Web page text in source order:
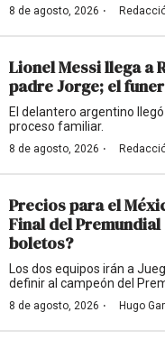
8 de agosto, 2026 ·
Lionel Messi llega a
padre Jorge; el
El delantero argentino
proceso familiar.
8 de agosto, 2026 ·
Precios para el
Final del
boletos?
Los dos equipos irán a
definir al campeón del
8 de agosto, 2026 · Hugo